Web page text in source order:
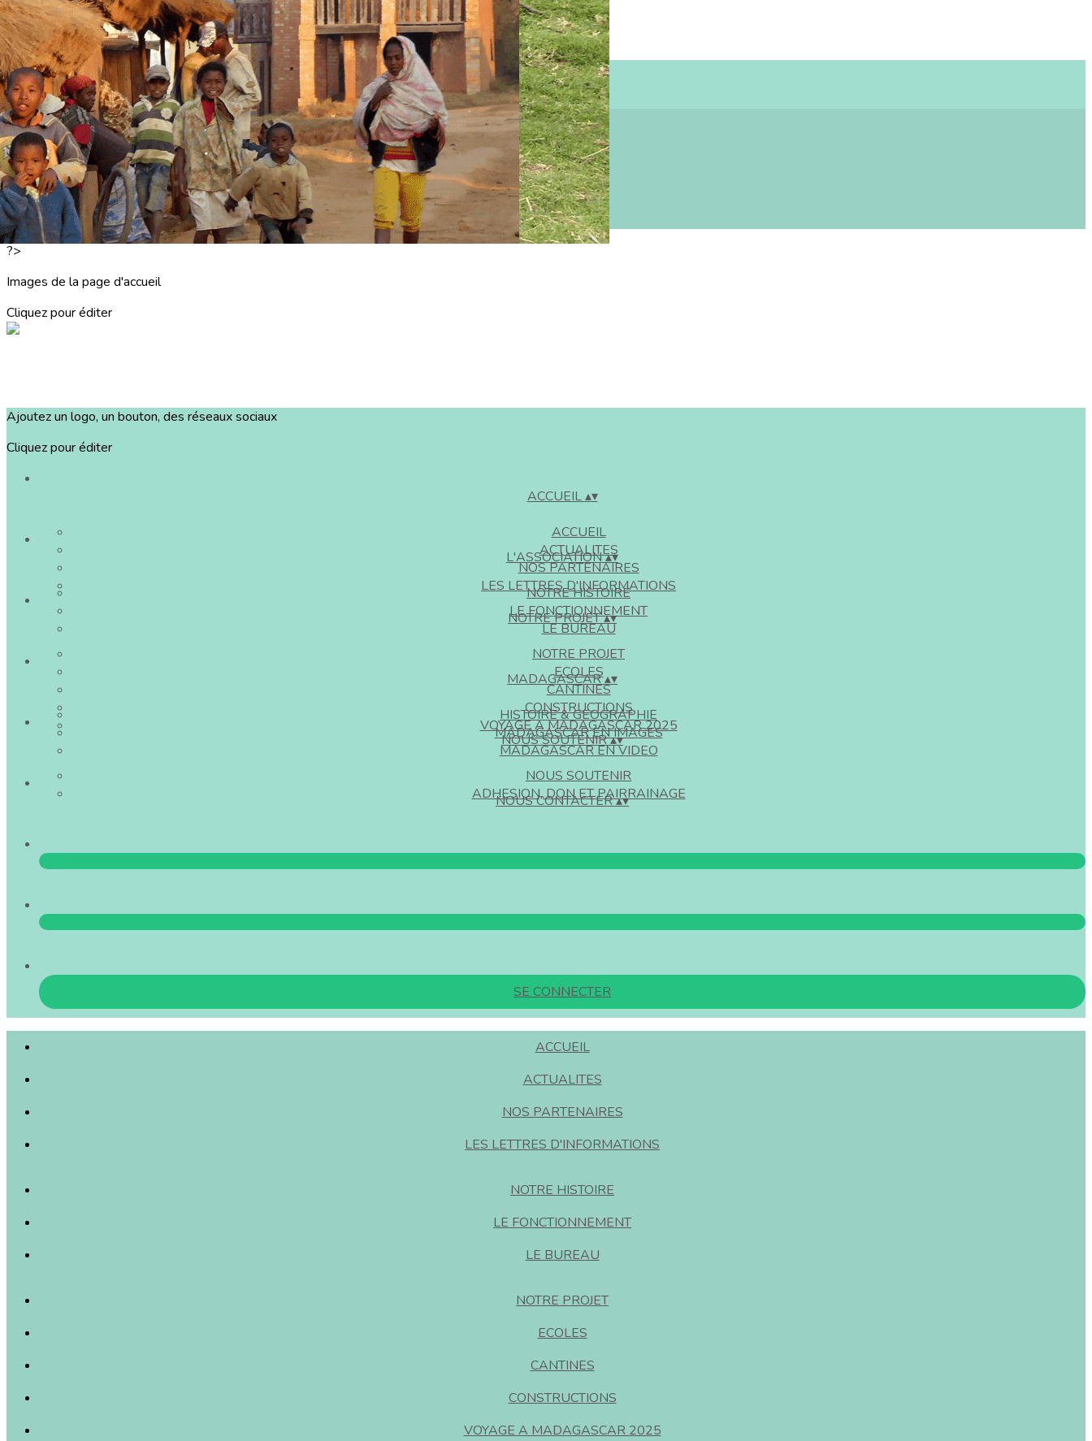
Exporter les lignes sélectionnées
Exporter toutes les colonnes
Exporter uniquement les colonnes affichées
Menu
<
>
ACCUEIL
ACTUALITES
NOS PARTENAIRES
LES LETTRES D'INFORMATIONS
?>
Images de la page d'accueil
Cliquez pour éditer
Ajoutez un logo, un bouton, des réseaux sociaux
Cliquez pour éditer
ACCUEIL▴▾
ACCUEIL
ACTUALITES
NOS PARTENAIRES
LES LETTRES D'INFORMATIONS
L'ASSOCIATION▴▾
NOTRE HISTOIRE
LE FONCTIONNEMENT
LE BUREAU
NOTRE PROJET▴▾
NOTRE PROJET
ECOLES
CANTINES
CONSTRUCTIONS
VOYAGE A MADAGASCAR 2025
MADAGASCAR▴▾
HISTOIRE & GEOGRAPHIE
MADAGASCAR EN IMAGES
MADAGASCAR EN VIDEO
NOUS SOUTENIR▴▾
NOUS SOUTENIR
ADHESION, DON ET PAIRRAINAGE
NOUS CONTACTER▴▾
SE CONNECTER
ACCUEIL
ACTUALITES
NOS PARTENAIRES
LES LETTRES D'INFORMATIONS
NOTRE HISTOIRE
LE FONCTIONNEMENT
LE BUREAU
NOTRE PROJET
ECOLES
CANTINES
CONSTRUCTIONS
VOYAGE A MADAGASCAR 2025